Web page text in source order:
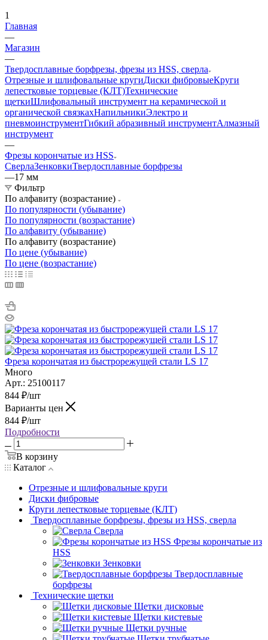
1
Главная
—
Магазин
—
Твердосплавные борфрезы, фрезы из HSS, сверла
Отрезные и шлифовальные кругиДиски фибровыеКруги
лепестковые торцевые (КЛТ)Технические
щеткиШлифовальный инструмент на керамической и
органической связкахНапильникиЭлектро и
пневмоинструментГибкий абразивный инструментАлмазный
инструмент
—
Фрезы корончатые из HSS
СверлаЗенковкиТвердосплавные борфрезы
—17 мм
Фильтр
По алфавиту (возрастание)
По популярности (убывание)
По популярности (возрастание)
По алфавиту (убывание)
По алфавиту (возрастание)
По цене (убывание)
По цене (возрастание)
Фреза корончатая из быстрорежущей стали LS 17
Много
Арт.: 25100117
844 ₽/шт
Варианты цен
844 ₽/шт
Подробности
В корзину
Каталог
Отрезные и шлифовальные круги
Диски фибровые
Круги лепестковые торцевые (КЛТ)
Твердосплавные борфрезы, фрезы из HSS, сверла
Сверла
Фрезы корончатые из
HSS
Зенковки
Твердосплавные
борфрезы
Технические щетки
Щетки дисковые
Щетки кистевые
Щетки ручные